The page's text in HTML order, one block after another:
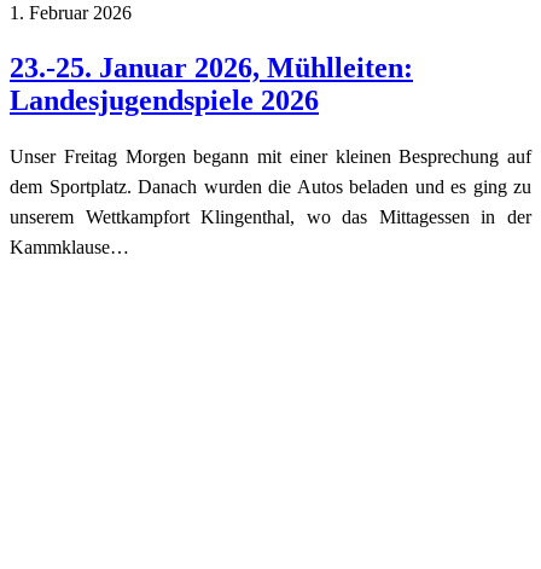
1. Februar 2026
23.-25. Januar 2026, Mühlleiten:
Landesjugendspiele 2026
Unser Freitag Morgen begann mit einer kleinen Besprechung auf
dem Sportplatz. Danach wurden die Autos beladen und es ging zu
unserem Wettkampfort Klingenthal, wo das Mittagessen in der
Kammklause…